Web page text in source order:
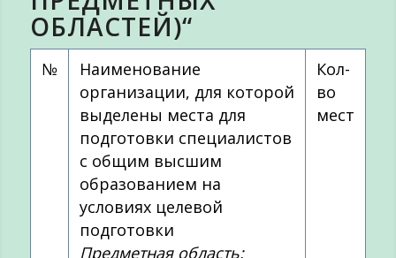
ОБЛАСТЕЙ)“
№
Наименование
организации, для которой
выделены места для
подготовки специалистов
с общим высшим
образованием на
условиях целевой
подготовки
Предметная область:
Кол-
во
мест